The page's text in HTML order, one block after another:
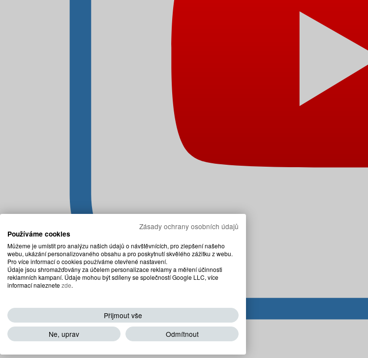
Zásady ochrany osobních údajů
Používáme cookies
Můžeme je umístit pro analýzu našich údajů o návštěvnících, pro zlepšení našeho
webu, ukázání personalizovaného obsahu a pro poskytnutí skvělého zážitku z webu.
Pro více informací o cookies používáme otevřené nastavení.
Údaje jsou shromažďovány za účelem personalizace reklamy a měření účinnosti
reklamních kampaní. Údaje mohou být sdíleny se společností Google LLC, více
informací naleznetezde.
Přijmout vše
Ne, uprav
Odmítnout